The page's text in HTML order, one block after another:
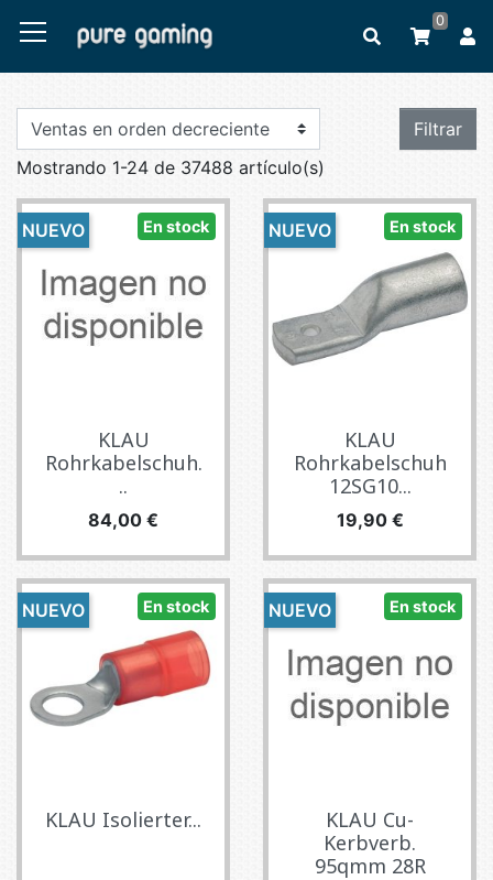
0
Filtrar
Mostrando 1-24 de 37488 artículo(s)
En stock
KLAU
Rohrkabelschuh.
..
Precio
84,00 €
NUEVO En stock
KLAU
Rohrkabelschuh
12SG10...
Precio
19,90 €
NUEVO
En stock
KLAU Isolierter...
NUEVO En stock
KLAU Cu-
Kerbverb.
95qmm 28R
NUEVO